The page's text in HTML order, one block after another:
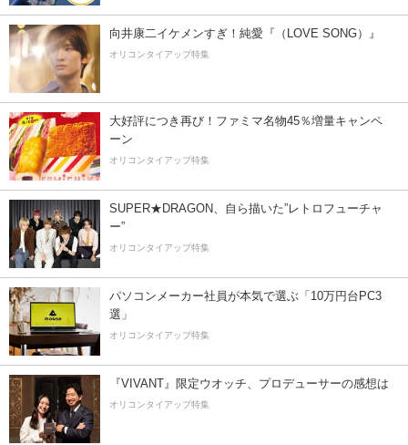
向井康二イケメンすぎ！純愛『（LOVE SONG）』
オリコンタイアップ特集
大好評につき再び！ファミマ名物45％増量キャンペ
ーン
オリコンタイアップ特集
SUPER★DRAGON、自ら描いた”レトロフューチャ
ー”
オリコンタイアップ特集
パソコンメーカー社員が本気で選ぶ「10万円台PC3
選」
オリコンタイアップ特集
『VIVANT』限定ウオッチ、プロデューサーの感想は
オリコンタイアップ特集